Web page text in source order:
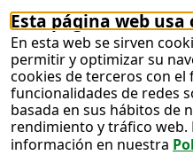
Esta página web usa
En esta web se sirven
permitir y optimizar su
cookies de terceros con
funcionalidades de redes
basada en sus hábitos de
rendimiento y tráfico web.
información en nuestra